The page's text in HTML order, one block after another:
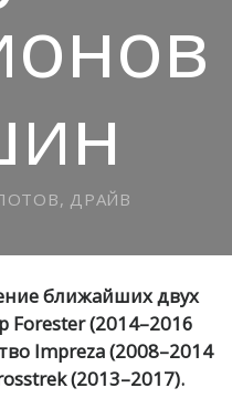
ДРАЙВ
ближайших двух
Forester (2014–2016
Impreza (2008–2014
(2013–2017).